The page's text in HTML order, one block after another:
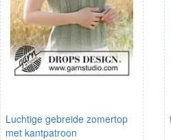
Luchtige gebreide zomertop
met kantpatroon